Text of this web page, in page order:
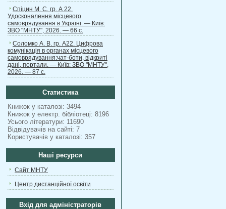
Спіцин М. С. гр. А 22.
Удосконалення місцевого
самоврядування в Україні. — Київ:
ЗВО "МНТУ", 2026. — 66 с.
Соломко А. В. гр. А22. Цифрова
комунікація в органах місцевого
самоврядування:чат-боти, відкриті
дані, портали. — Київ: ЗВО "МНТУ",
2026. — 87 с.
Статистика
Книжок у каталозі: 3494
Книжок у електр. бібліотеці: 8196
Усього літератури: 11690
Відвідувачів на сайті: 7
Користувачів у каталозі: 357
Наші ресурси
Сайт МНТУ
Центр дистанційної освіти
Вхід для адміністраторів